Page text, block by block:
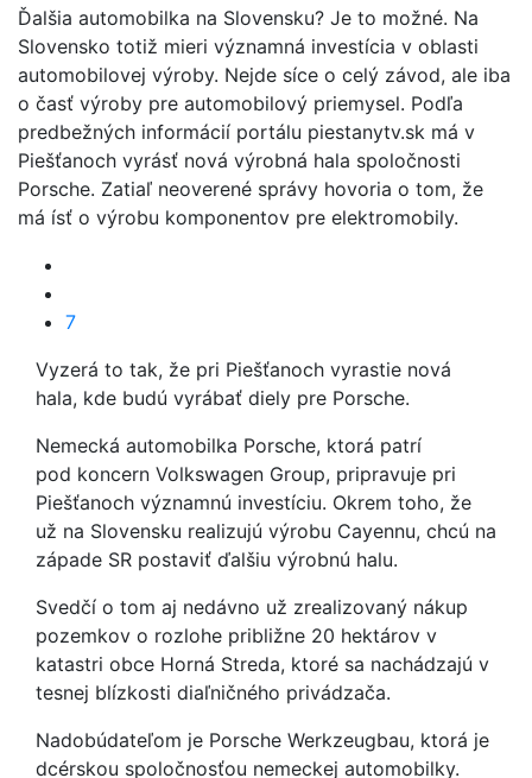
Ďalšia automobilka na Slovensku? Je to možné. Na
Slovensko totiž mieri významná investícia v oblasti
automobilovej výroby. Nejde síce o celý závod, ale iba
o časť výroby pre automobilový priemysel. Podľa
predbežných informácií portálu piestanytv.sk má v
Piešťanoch vyrásť nová výrobná hala spoločnosti
Porsche. Zatiaľ neoverené správy hovoria o tom, že
má ísť o výrobu komponentov pre elektromobily.
7
Vyzerá to tak, že pri Piešťanoch vyrastie nová
hala, kde budú vyrábať diely pre Porsche.
Nemecká automobilka Porsche, ktorá patrí
pod koncern Volkswagen Group, pripravuje pri
Piešťanoch významnú investíciu. Okrem toho, že
už na Slovensku realizujú výrobu Cayennu, chcú na
západe SR postaviť ďalšiu výrobnú halu.
Svedčí o tom aj nedávno už zrealizovaný nákup
pozemkov o rozlohe približne 20 hektárov v
katastri obce Horná Streda, ktoré sa nachádzajú v
tesnej blízkosti diaľničného privádzača.
Nadobúdateľom je Porsche Werkzeugbau, ktorá je
dcérskou spoločnosťou nemeckej automobilky.